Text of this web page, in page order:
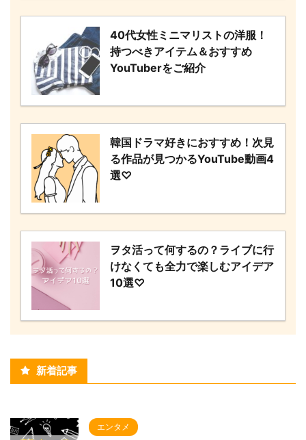
40代女性ミニマリストの洋服！
持つべきアイテム＆おすすめ
YouTuberをご紹介
韓国ドラマ好きにおすすめ！次見
る作品が見つかるYouTube動画4
選♡
ヲタ活って何するの？ライブに行
けなくても全力で楽しむアイデア
10選♡
新着記事
エンタメ